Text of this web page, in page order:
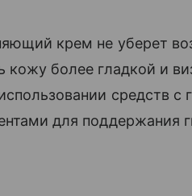
крем не уберет
кожу более гладкой и
средств
для поддержания